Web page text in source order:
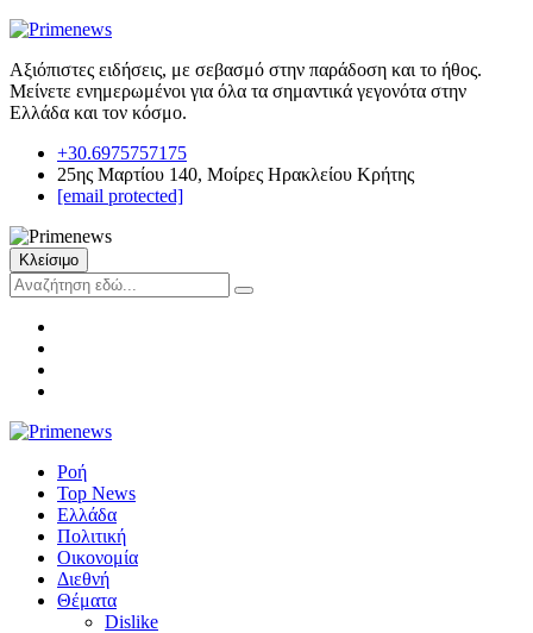
Αξιόπιστες ειδήσεις, με σεβασμό στην παράδοση και το ήθος.
Μείνετε ενημερωμένοι για όλα τα σημαντικά γεγονότα στην
Ελλάδα και τον κόσμο.
+30.6975757175
25ης Μαρτίου 140, Μοίρες Ηρακλείου Κρήτης
[email protected]
Κλείσιμο
Ροή
Top News
Ελλάδα
Πολιτική
Οικονομία
Διεθνή
Θέματα
Dislike